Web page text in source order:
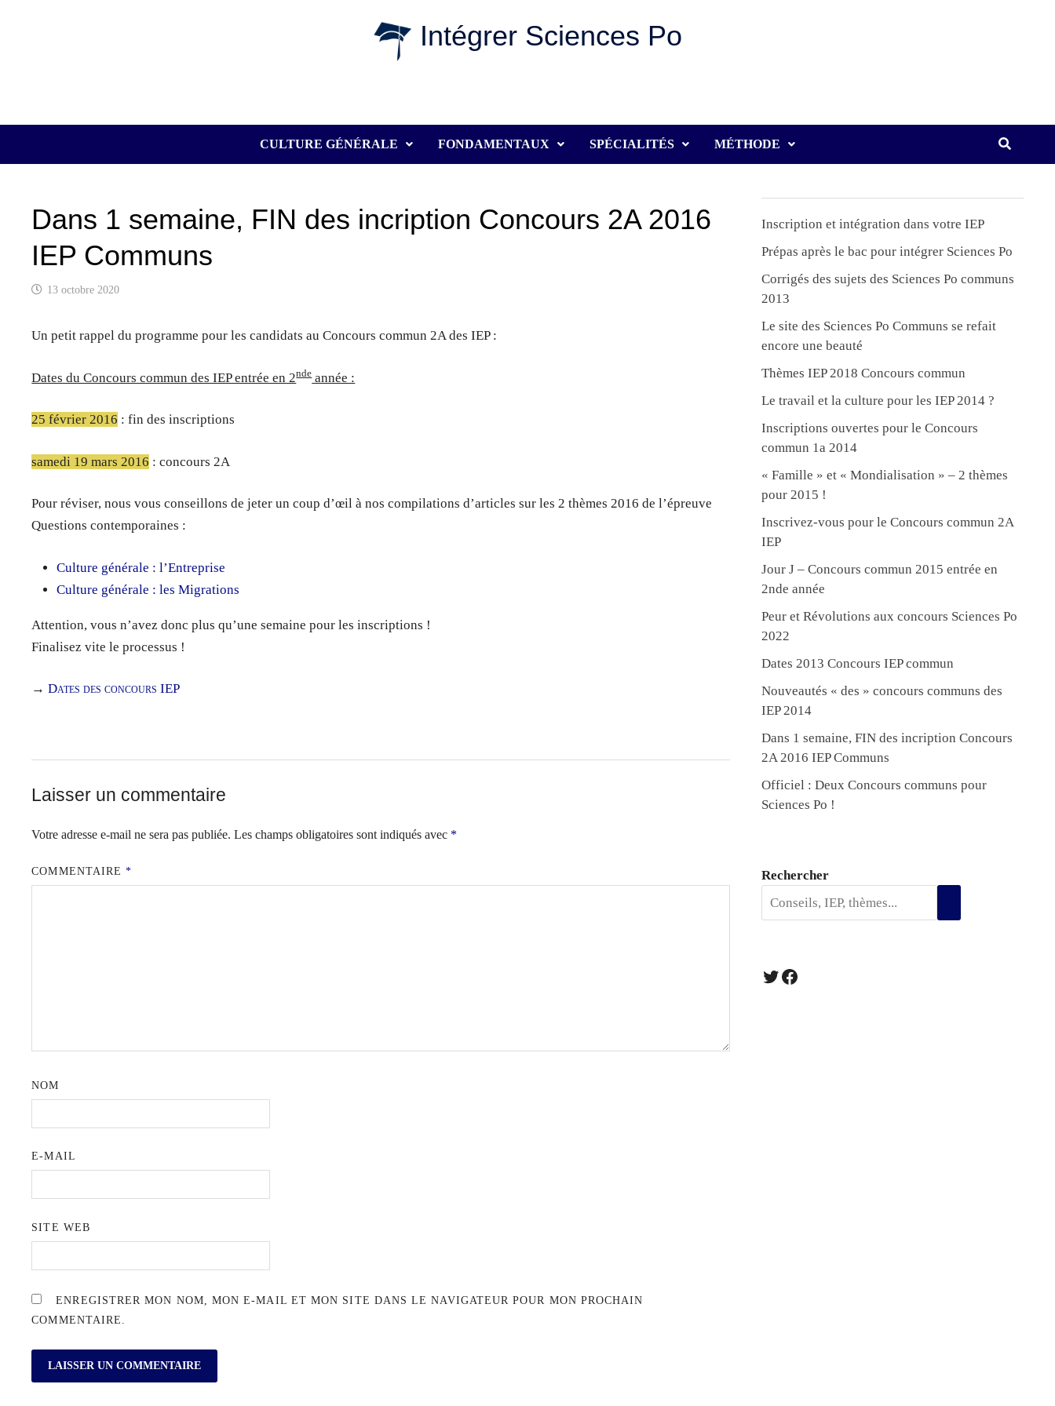
Intégrer Sciences Po
CULTURE GÉNÉRALE FONDAMENTAUX SPÉCIALITÉS MÉTHODE
Dans 1 semaine, FIN des incription Concours 2A 2016
IEP Communs
13 octobre 2020
Un petit rappel du programme pour les candidats au Concours commun 2A des IEP :
Dates du Concours commun des IEP entrée en 2ndeannée :
25 février 2016 : fin des inscriptions
samedi 19 mars 2016 : concours 2A
Pour réviser, nous vous conseillons de jeter un coup d’œil à nos compilations d’articles sur les 2 thèmes 2016 de l’épreuve
Questions contemporaines :
Culture générale : l’Entreprise
Culture générale : les Migrations
Attention, vous n’avez donc plus qu’une semaine pour les inscriptions !
Finalisez vite le processus !
→Dates des concours IEP
Laisser un commentaire
Votre adresse e-mail ne sera pas publiée. Les champs obligatoires sont indiqués avec *
COMMENTAIRE*
NOM
E-MAIL
SITE WEB
ENREGISTRER MON NOM, MON E-MAIL ET MON SITE DANS LE NAVIGATEUR POUR MON PROCHAIN
COMMENTAIRE.
Inscription et intégration dans votre IEP
Prépas après le bac pour intégrer Sciences Po
Corrigés des sujets des Sciences Po communs
2013
Le site des Sciences Po Communs se refait
encore une beauté
Thèmes IEP 2018 Concours commun
Le travail et la culture pour les IEP 2014 ?
Inscriptions ouvertes pour le Concours
commun 1a 2014
« Famille » et « Mondialisation » – 2 thèmes
pour 2015 !
Inscrivez-vous pour le Concours commun 2A
IEP
Jour J – Concours commun 2015 entrée en
2nde année
Peur et Révolutions aux concours Sciences Po
2022
Dates 2013 Concours IEP commun
Nouveautés « des » concours communs des
IEP 2014
Dans 1 semaine, FIN des incription Concours
2A 2016 IEP Communs
Officiel : Deux Concours communs pour
Sciences Po !
Rechercher
Twitter
Facebook